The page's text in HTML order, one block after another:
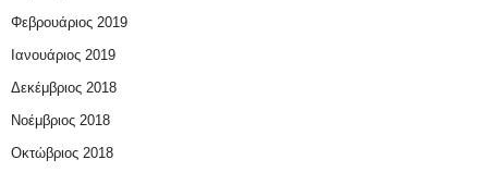
Φεβρουάριος 2019
Ιανουάριος 2019
Δεκέμβριος 2018
Νοέμβριος 2018
Οκτώβριος 2018